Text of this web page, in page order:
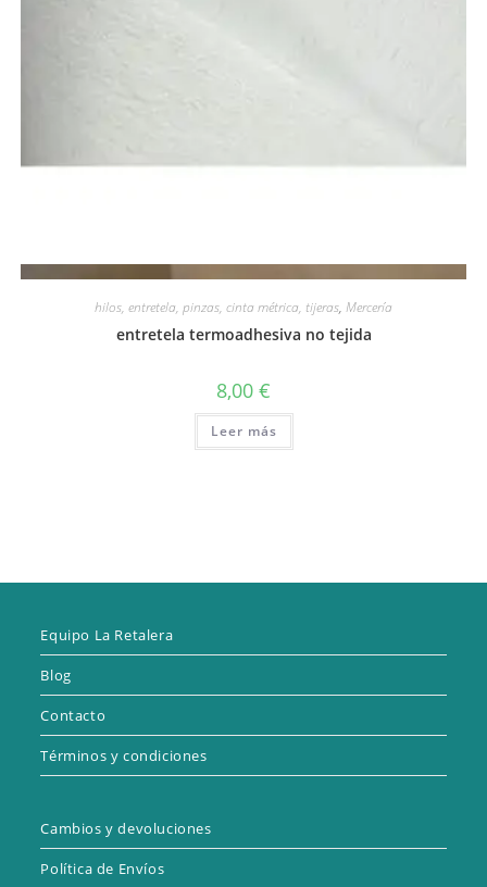
Vista rápida
hilos, entretela, pinzas, cinta métrica, tijeras, Mercería
entretela termoadhesiva no tejida
8,00 €
Leer más
Equipo La Retalera
Blog
Contacto
Términos y condiciones
Cambios y devoluciones
Política de Envíos